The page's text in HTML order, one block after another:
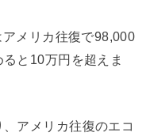
メリカ往復で98,000
と10万円を超えま
アメリカ往復のエコ